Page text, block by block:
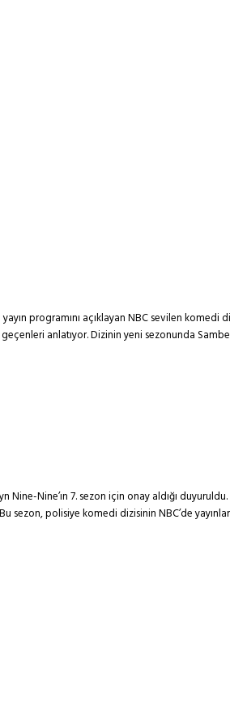
programını açıklayan NBC sevilen
anlatıyor. Dizinin yeni sezonunda
Nine’ın 7. sezon için onay aldığı
polisiye komedi dizisinin NBC’de